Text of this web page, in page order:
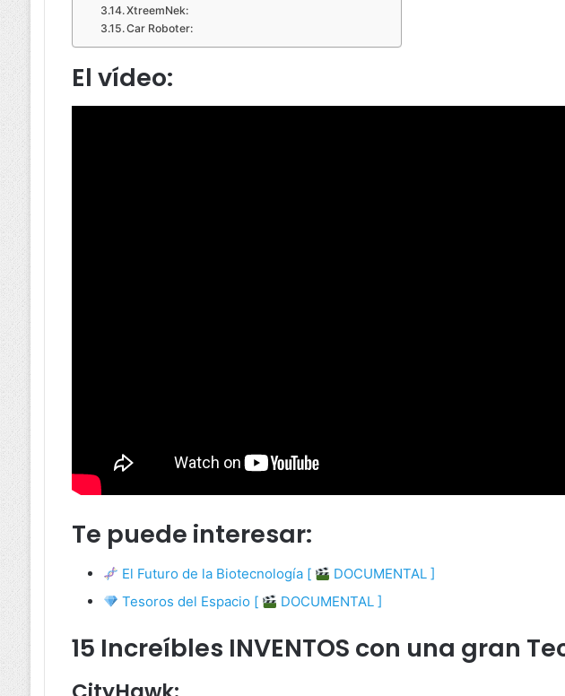
XtreemNek:
Car Roboter:
El vídeo:
Te puede interesar:
El Futuro de la Biotecnología [
DOCUMENTAL ]
Tesoros del Espacio [
DOCUMENTAL ]
15 Increíbles INVENTOS con una gran